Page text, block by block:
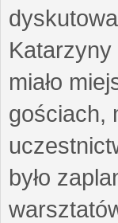
miało
gościach,
było